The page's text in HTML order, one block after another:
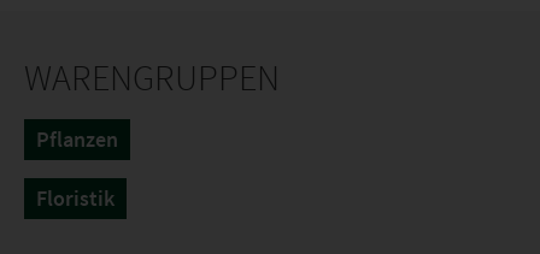
WARENGRUPPEN
Pflanzen
Floristik